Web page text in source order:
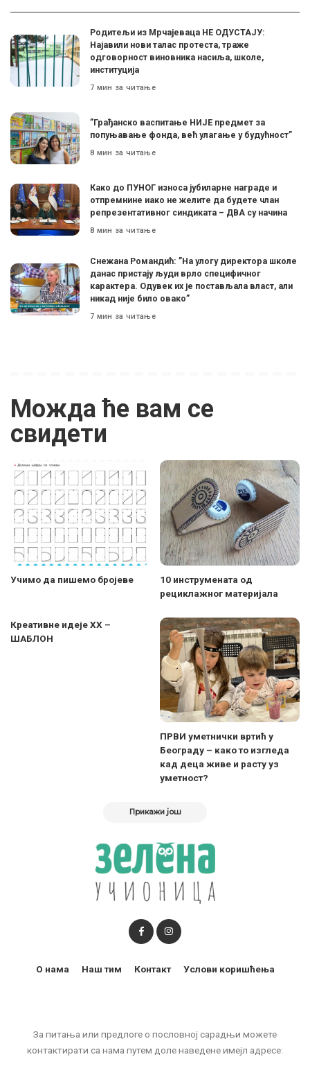
Родитељи из Мрчајеваца НЕ ОДУСТАЈУ:
Најавили нови талас протеста, траже
одговорност виновника насиља, школе,
институција
7 мин за читање
”Грађанско васпитање НИЈЕ предмет за
попуњавање фонда, већ улагање у будућност”
8 мин за читање
Како до ПУНОГ износа јубиларне награде и
отпремнине иако не желите да будете члан
репрезентативног синдиката – ДВА су начина
8 мин за читање
Снежана Романдић: ”На улогу директора школе
данас пристају људи врло специфичног
карактера. Одувек их је постављала власт, али
никад није било овако”
7 мин за читање
Можда ће вам се
свидети
Учимо да пишемо бројеве
10 инструмената од
рециклажног материјала
Креативне идеје XX –
ШАБЛОН
ПРВИ уметнички вртић у
Београду – како то изгледа
кад деца живе и расту уз
уметност?
Прикажи још
За питања или предлоге о пословној сарадњи можете
контактирати са нама путем доле наведене имејл адресе:
О нама Наш тим Контакт Услови коришћења